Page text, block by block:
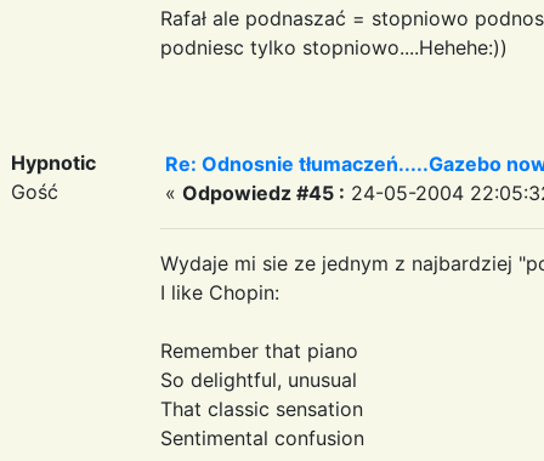
Rafał ale podnaszać = stopniowo
podniesc tylko stopniowo....Hehehe:))
Hypnotic
Gość
Re: Odnosnie tłumaczeń.....Gazebo
« Odpowiedz #45 : 24-05-2004
Wydaje mi sie ze jednym z najbardziej
I like Chopin:
Remember that piano
So delightful, unusual
That classic sensation
Sentimental confusion